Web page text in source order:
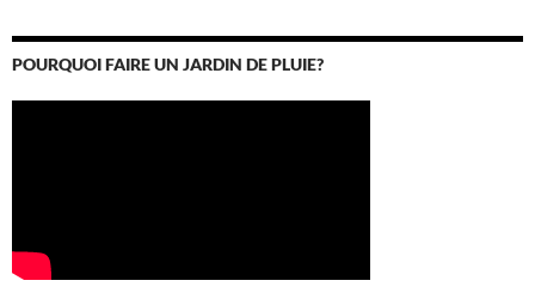
POURQUOI FAIRE UN JARDIN DE PLUIE?